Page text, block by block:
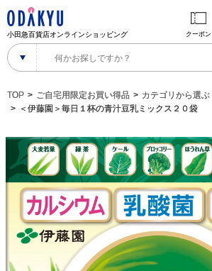
小田急百貨店オンラインショッピング クーポン
TOP ご自宅用限定お買い得品 カテゴリから選ぶ
＜伊藤園＞毎日１杯の青汁豆乳ミックス２０袋